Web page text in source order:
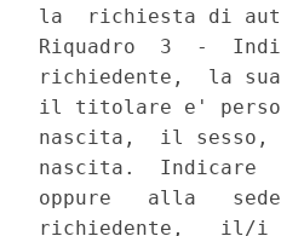
la  richiesta di
Riquadro  3  -
richiedente,  la
il titolare e'
nascita,  il sesso,
nascita.  Indicare
oppure   alla
richiedente,   il/i